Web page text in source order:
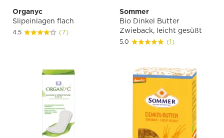
Organyc
Slipeinlagen flach
4.5 (7)
Sommer
Bio Dinkel Butter
Zwieback, leicht gesüßt
5.0 (1)